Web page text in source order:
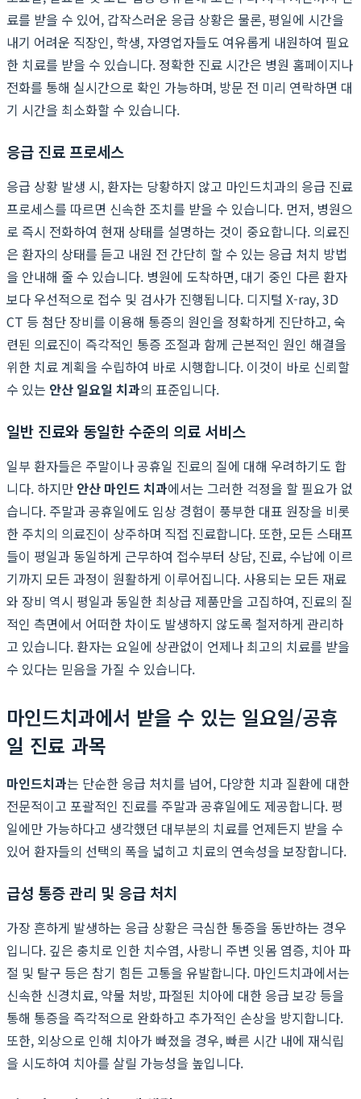
료를 받을 수 있어, 갑작스러운 응급 상황은 물론, 평일에 시간을
내기 어려운 직장인, 학생, 자영업자들도 여유롭게 내원하여 필요
한 치료를 받을 수 있습니다. 정확한 진료 시간은 병원 홈페이지나
전화를 통해 실시간으로 확인 가능하며, 방문 전 미리 연락하면 대
기 시간을 최소화할 수 있습니다.
응급 진료 프로세스
응급 상황 발생 시, 환자는 당황하지 않고 마인드치과의 응급 진료
프로세스를 따르면 신속한 조치를 받을 수 있습니다. 먼저, 병원으
로 즉시 전화하여 현재 상태를 설명하는 것이 중요합니다. 의료진
은 환자의 상태를 듣고 내원 전 간단히 할 수 있는 응급 처치 방법
을 안내해 줄 수 있습니다. 병원에 도착하면, 대기 중인 다른 환자
보다 우선적으로 접수 및 검사가 진행됩니다. 디지털 X-ray, 3D
CT 등 첨단 장비를 이용해 통증의 원인을 정확하게 진단하고, 숙
련된 의료진이 즉각적인 통증 조절과 함께 근본적인 원인 해결을
위한 치료 계획을 수립하여 바로 시행합니다. 이것이 바로 신뢰할
수 있는 안산 일요일 치과의 표준입니다.
일반 진료와 동일한 수준의 의료 서비스
일부 환자들은 주말이나 공휴일 진료의 질에 대해 우려하기도 합
니다. 하지만 안산 마인드 치과에서는 그러한 걱정을 할 필요가 없
습니다. 주말과 공휴일에도 임상 경험이 풍부한 대표 원장을 비롯
한 주치의 의료진이 상주하며 직접 진료합니다. 또한, 모든 스태프
들이 평일과 동일하게 근무하여 접수부터 상담, 진료, 수납에 이르
기까지 모든 과정이 원활하게 이루어집니다. 사용되는 모든 재료
와 장비 역시 평일과 동일한 최상급 제품만을 고집하여, 진료의 질
적인 측면에서 어떠한 차이도 발생하지 않도록 철저하게 관리하
고 있습니다. 환자는 요일에 상관없이 언제나 최고의 치료를 받을
수 있다는 믿음을 가질 수 있습니다.
마인드치과에서 받을 수 있는 일요일/공휴
일 진료 과목
마인드치과는 단순한 응급 처치를 넘어, 다양한 치과 질환에 대한
전문적이고 포괄적인 진료를 주말과 공휴일에도 제공합니다. 평
일에만 가능하다고 생각했던 대부분의 치료를 언제든지 받을 수
있어 환자들의 선택의 폭을 넓히고 치료의 연속성을 보장합니다.
급성 통증 관리 및 응급 처치
가장 흔하게 발생하는 응급 상황은 극심한 통증을 동반하는 경우
입니다. 깊은 충치로 인한 치수염, 사랑니 주변 잇몸 염증, 치아 파
절 및 탈구 등은 참기 힘든 고통을 유발합니다. 마인드치과에서는
신속한 신경치료, 약물 처방, 파절된 치아에 대한 응급 보강 등을
통해 통증을 즉각적으로 완화하고 추가적인 손상을 방지합니다.
또한, 외상으로 인해 치아가 빠졌을 경우, 빠른 시간 내에 재식립
을 시도하여 치아를 살릴 가능성을 높입니다.